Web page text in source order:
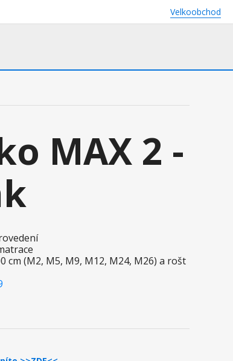
Velkoobchod
MAX 2 -
cm (M2, M5, M9, M12, M24, M26) a rošt